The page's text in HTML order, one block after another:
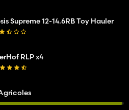
Supreme 12-14.6RB Toy Hauler
RLP x4